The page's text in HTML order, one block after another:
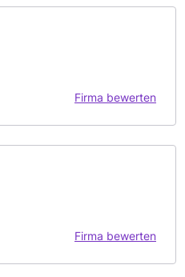
Firma bewerten
Firma bewerten